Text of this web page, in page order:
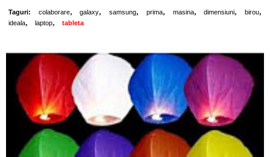
Taguri: colaborare, galaxy, samsung, prima, masina, dimensiuni, birou,
ideala, laptop, tableta